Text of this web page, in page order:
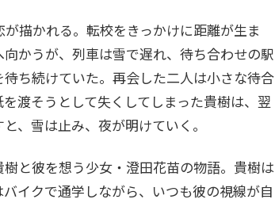
描かれる。転校をきっかけに距離が生ま
かうが、列車は雪で遅れ、待ち合わせの駅
ち続けていた。再会した二人は小さな待合
渡そうとして失くしてしまった貴樹は、翌
、雪は止み、夜が明けていく。
と彼を想う少女・澄田花苗の物語。貴樹は
イクで通学しながら、いつも彼の視線が自